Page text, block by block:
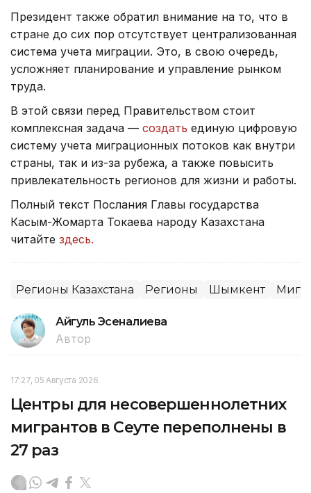
Президент также обратил внимание на то, что в
стране до сих пор отсутствует централизованная
система учета миграции. Это, в свою очередь,
усложняет планирование и управление рынком
труда.
В этой связи перед Правительством стоит
комплексная задача — создать единую цифровую
систему учета миграционных потоков как внутри
страны, так и из-за рубежа, а также повысить
привлекательность регионов для жизни и работы.
Полный текст Послания Главы государства
Касым-Жомарта Токаева народу Казахстана
читайте здесь.
Регионы Казахстана Регионы Шымкент
Айгуль Эсеналиева
Автор
17:27, 05 Августа 2026
Центры для несовершеннолетних
мигрантов в Сеуте переполнены в
27 раз